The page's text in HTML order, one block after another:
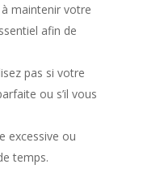
maintenir votre
afin de
pas si votre
ou s’il vous
excessive ou
temps.